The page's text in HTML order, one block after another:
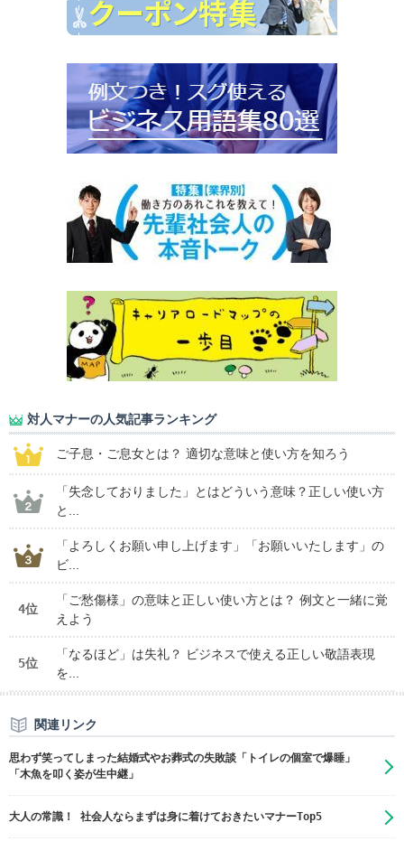
対人マナーの人気記事ランキング
ご子息・ご息女とは？ 適切な意味と使い方を知ろう
「失念しておりました」とはどういう意味？正しい使い方
と...
「よろしくお願い申し上げます」「お願いいたします」の
ビ...
4位
「ご愁傷様」の意味と正しい使い方とは？ 例文と一緒に覚
えよう
5位
「なるほど」は失礼？ ビジネスで使える正しい敬語表現
を...
関連リンク
思わず笑ってしまった結婚式やお葬式の失敗談「トイレの個室で爆睡」
「木魚を叩く姿が生中継」
大人の常識！ 社会人ならまずは身に着けておきたいマナーTop5